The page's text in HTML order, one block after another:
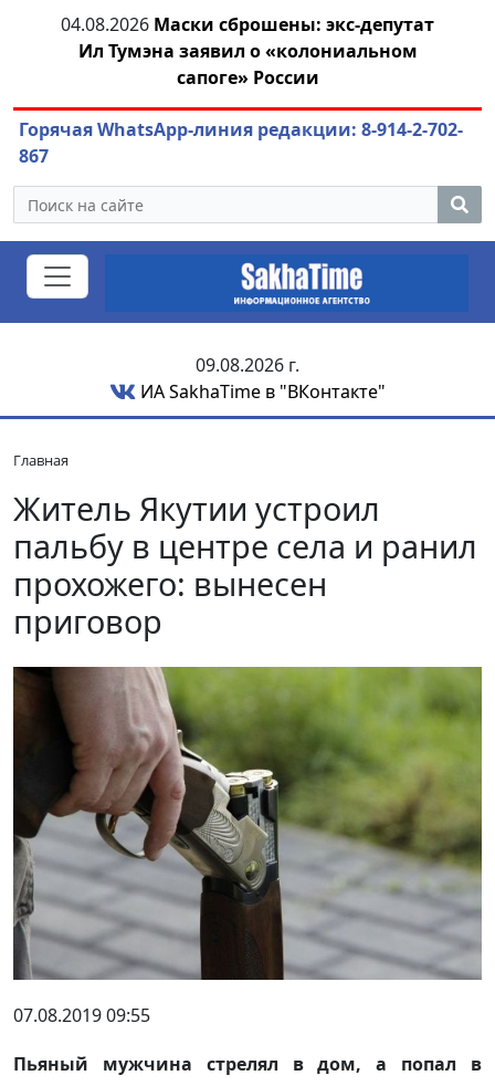
04.08.2026 Маски сброшены: экс-депутат
Ил Тумэна заявил о «колониальном
сапоге» России
Горячая WhatsApp-линия редакции: 8-914-2-702-
867
09.08.2026 г.
ИА SakhaTime в "ВКонтакте"
Главная
Житель Якутии устроил
пальбу в центре села и ранил
прохожего: вынесен
приговор
07.08.2019 09:55
Пьяный мужчина стрелял в дом, а попал в